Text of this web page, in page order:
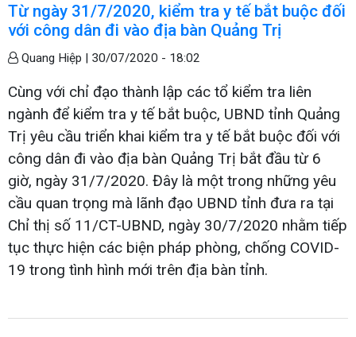
Từ ngày 31/7/2020, kiểm tra y tế bắt buộc đối
với công dân đi vào địa bàn Quảng Trị
Quang Hiệp | 30/07/2020 - 18:02
Cùng với chỉ đạo thành lập các tổ kiểm tra liên
ngành để kiểm tra y tế bắt buộc, UBND tỉnh Quảng
Trị yêu cầu triển khai kiểm tra y tế bắt buộc đối với
công dân đi vào địa bàn Quảng Trị bắt đầu từ 6
giờ, ngày 31/7/2020. Đây là một trong những yêu
cầu quan trọng mà lãnh đạo UBND tỉnh đưa ra tại
Chỉ thị số 11/CT-UBND, ngày 30/7/2020 nhằm tiếp
tục thực hiện các biện pháp phòng, chống COVID-
19 trong tình hình mới trên địa bàn tỉnh.